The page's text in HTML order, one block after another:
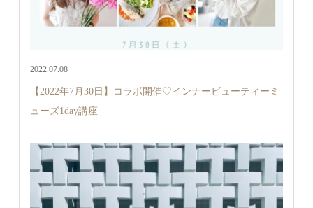
2022.07.08
【2022年7月30日】コラボ開催♡インナービューティーミ
ューズ1day講座